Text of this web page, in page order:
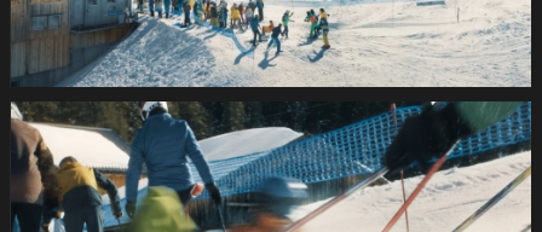
SUVA
Wintersport2021
1.23.1